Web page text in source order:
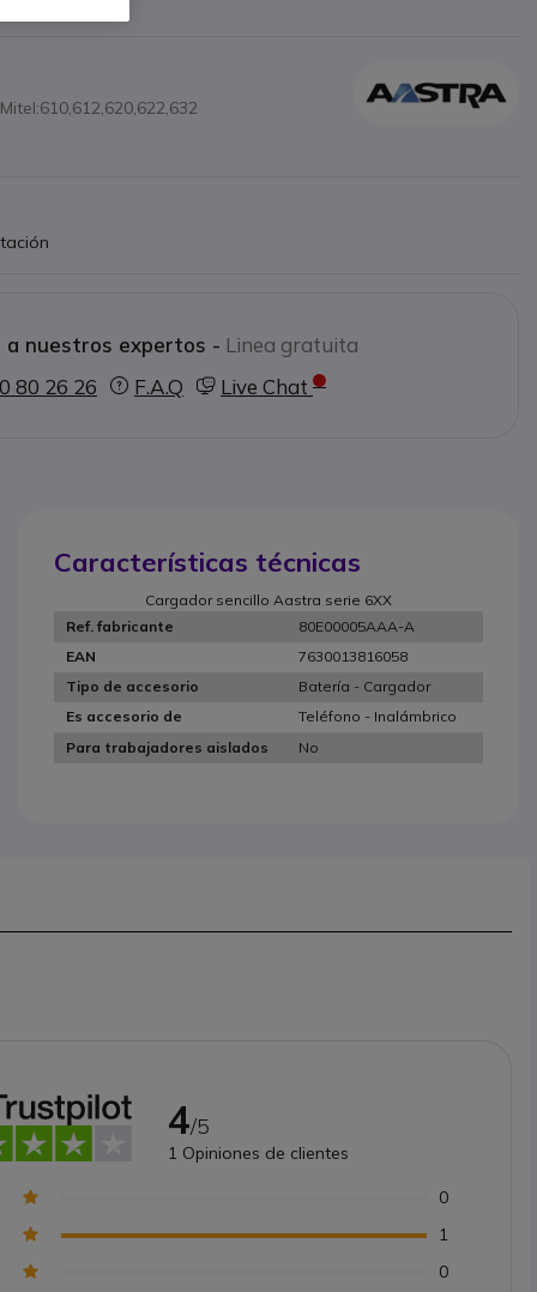
a nuestros expertos - Linea gratuita
80 26 26
F.A.Q Live Chat
Características técnicas
Cargador sencillo Aastra serie 6XX
Ref. fabricante
80E00005AAA-A
EAN
7630013816058
Tipo de accesorio
Batería - Cargador
Es accesorio de
Teléfono - Inalámbrico
Para trabajadores aislados
No
4/5
1 Opiniones de clientes
0
1
0